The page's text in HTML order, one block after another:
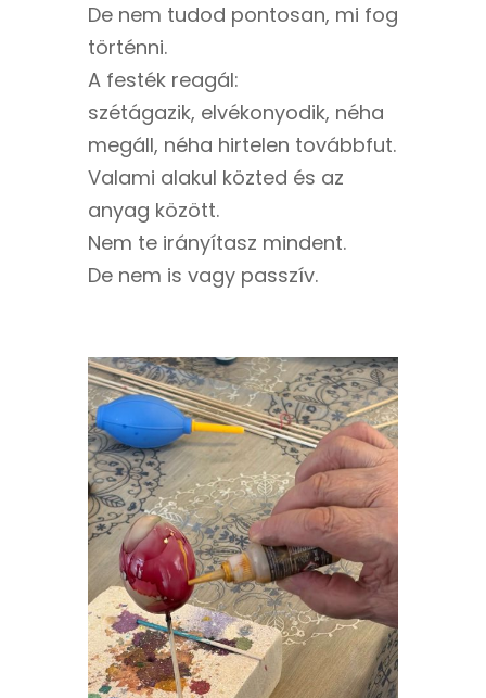
De nem tudod pontosan, mi fog
történni.
A festék reagál:
szétágazik, elvékonyodik, néha
megáll, néha hirtelen továbbfut.
Valami alakul közted és az
anyag között.
Nem te irányítasz mindent.
De nem is vagy passzív.